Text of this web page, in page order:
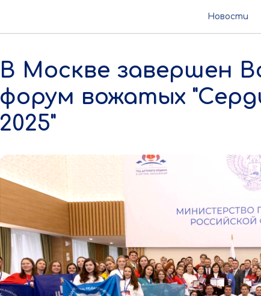
Новости
В Москве завершен
форум вожатых
2025"